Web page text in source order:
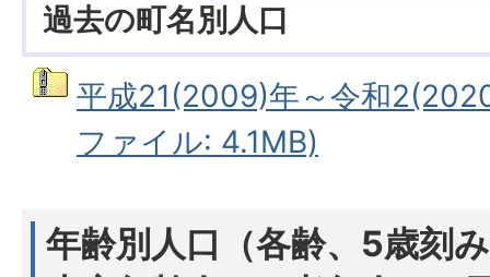
過去の町名別人口
平成21(2009)年～令和
ファイル: 4.1MB)
年齢別人口（各齢、5歳刻